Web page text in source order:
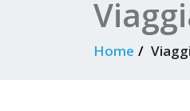
Home